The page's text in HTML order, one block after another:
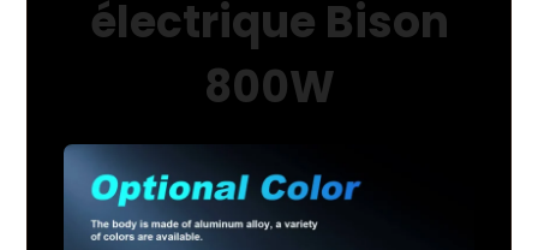
électrique Bison
800W